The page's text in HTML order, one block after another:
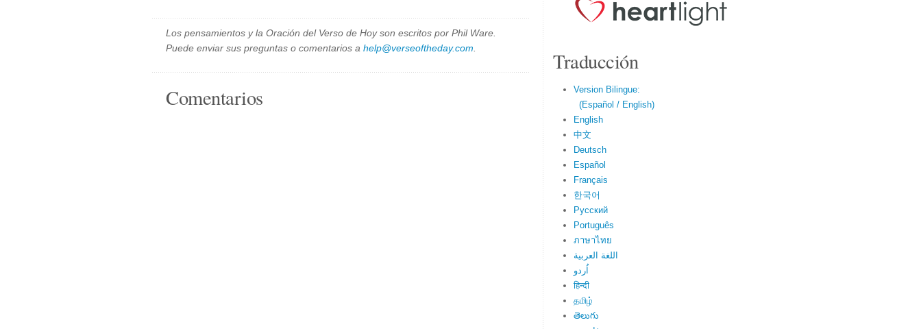
Los pensamientos y la Oración del Verso de Hoy son escritos por Phil Ware.
Puede enviar sus preguntas o comentarios a help@verseoftheday.com
Comentarios
Traducción
Version Bilingue:
(Español / English)
English
中文
Deutsch
Español
Français
한국어
Русский
Português
ภาษาไทย
اللغة العربية
اُردو
हिन्दी
தமிழ்
తెలుగు